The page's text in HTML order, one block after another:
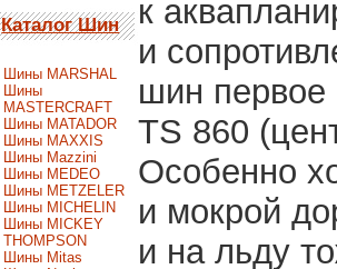
Каталог Шин
Шины MARSHAL
Шины
MASTERCRAFT
Шины MATADOR
Шины MAXXIS
Шины Mazzini
Шины MEDEO
Шины METZELER
Шины MICHELIN
Шины MICKEY
THOMPSON
Шины Mitas
к
и
шин первое
TS 860
Особенно
и мокрой
и на льду